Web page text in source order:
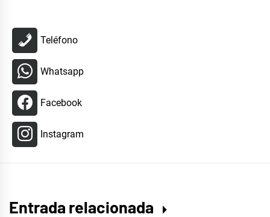
Teléfono
Whatsapp
Facebook
Instagram
Entrada relacionada